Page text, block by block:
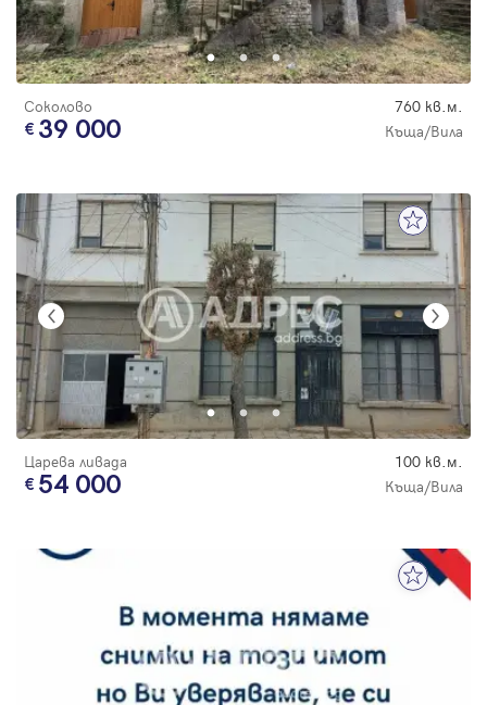
Соколово 760 кв.м.
39 000 Къща/Вила
Царева ливада 100 кв.м.
54 000 Къща/Вила